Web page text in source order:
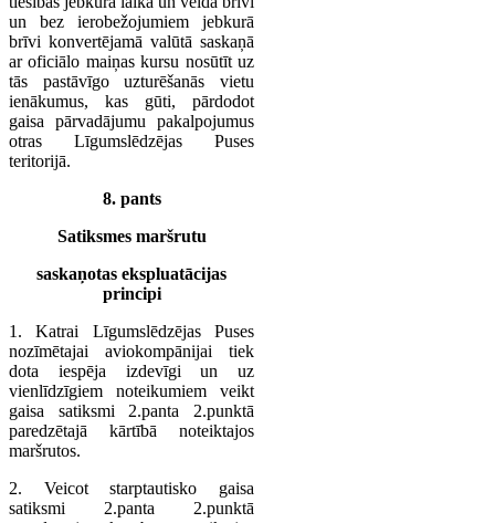
un bez ierobežojumiem jebkurā
brīvi konvertējamā valūtā saskaņā
ar oficiālo maiņas kursu nosūtīt uz
tās pastāvīgo uzturēšanās vietu
ienākumus, kas gūti, pārdodot
gaisa pārvadājumu pakalpojumus
otras Līgumslēdzējas Puses
teritorijā.
8. pants
Satiksmes maršrutu
saskaņotas ekspluatācijas
principi
1. Katrai Līgumslēdzējas Puses
nozīmētajai aviokompānijai tiek
dota iespēja izdevīgi un uz
vienlīdzīgiem noteikumiem veikt
gaisa satiksmi 2.panta 2.punktā
paredzētajā kārtībā noteiktajos
maršrutos.
2. Veicot starptautisko gaisa
satiksmi 2.panta 2.punktā